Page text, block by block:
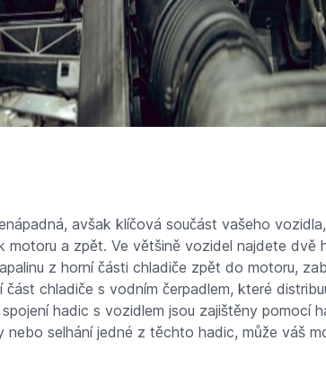
avšak klíčová součást vašeho
motoru a zpět. Ve většině vozidel najdete dvě
z horní části chladiče zpět do motoru,
část chladiče s vodním čerpadlem, které
hadic s vozidlem jsou zajištěny pomocí
nebo selhání jedné z těchto hadic, může váš